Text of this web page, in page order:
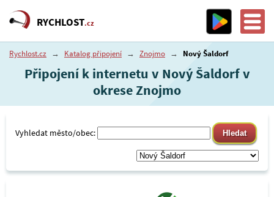
RYCHLOST.cz
Rychlost.cz → Katalog připojení → Znojmo → Nový Šaldorf
Připojení k internetu v Nový Šaldorf v
okrese Znojmo
Vyhledat město/obec: